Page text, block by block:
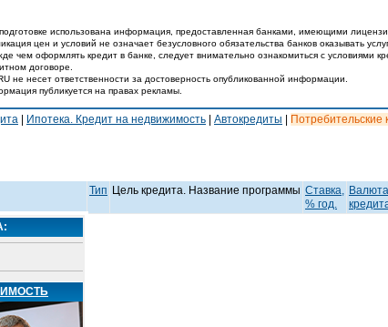
использована информация, предоставленная банками, имеющими
цен и условий не означает безусловного обязательства банков оказывать
чем оформлять кредит в банке, следует внимательно ознакомиться с условиями
договоре.
не несет ответственности за достоверность опубликованной информации.
публикуется на правах рекламы.
Ипотека. Кредит на недвижимость Автокредиты Потребительские
Тип Цель кредита. Название программы Ставка,
% год.
Валюта